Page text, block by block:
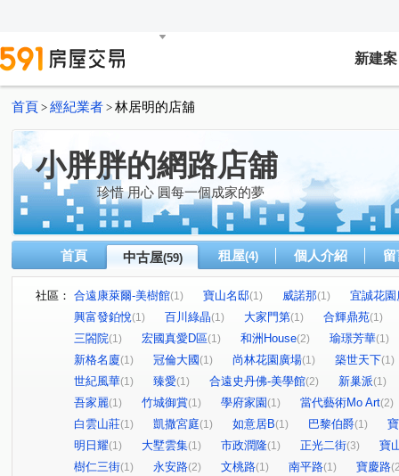
新建案
首頁 > 經紀業者 > 林居明的店舖
小胖胖的網路店舖
珍惜 用心 圓每一個成家的夢
首頁 中古屋(59) 租屋(4) 個人介紹
社區： 合遠康萊爾-美樹館(1) 寶山名邸(1) 威諾那(1)
宜誠花園
興富發鉑悅(1) 百川綠晶(1) 大家門第(1) 合輝鼎苑(1)
三閤院(1) 宏國真愛D區(1) 和洲House(2) 瑜璟芳華(1)
新格名廈(1) 冠倫大國(1) 尚林花園廣場(1) 築世天下(1)
世紀風華(1) 臻愛(1) 合遠史丹佛-美學館(2) 新巢派(1)
吾家麗(1) 竹城御賞(1) 學府家園 (1) 當代藝術Mo Art(2)
白雲山莊(1) 凱撒宮庭(1) 如意居B(1) 巴黎伯爵(1)
明日耀(1) 大墅雲集(1) 市政潤隆(1) 正光二街(3)
寶
樹仁三街(1) 永安路(2) 文桃路(1) 南平路(1) 寶慶路